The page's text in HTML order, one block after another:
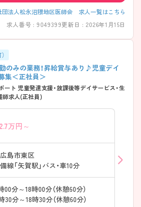
団法人松永沼隈地区医師会 求人一覧はこちら
求人番号 : 9049399更新日 : 2026年1月15日
のみの業務！昇給賞与あり♪児童デイ
集＜正社員＞
ート 児童発達支援・放課後等デイサービス・生
師求人(正社員)
万円～
島市東区
線「矢賀駅」バス・車10分
時00分～18時00分（休憩60分）
時30分～18時30分（休憩60分）